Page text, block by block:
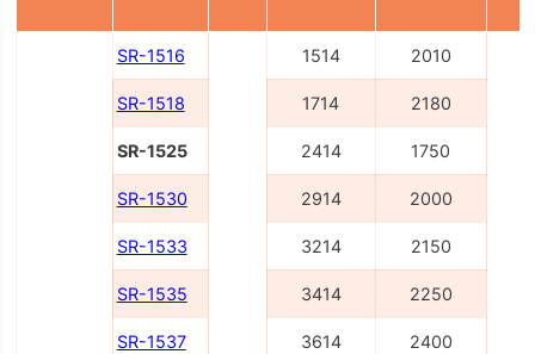
SR-1516 1514 2010
SR-1518 1714 2180
SR-1525 2414 1750
SR-1530 2914 2000
SR-1533 3214 2150
SR-1535 3414 2250
SR-1537 3614 2400